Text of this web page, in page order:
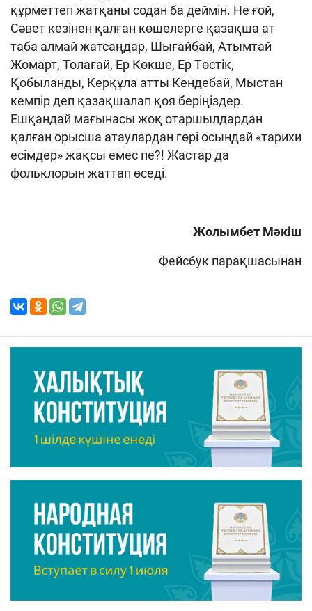
құрметтеп жатқаны содан ба деймін. Не ғой,
Сәвет кезінен қалған көшелерге қазақша ат
таба алмай жатсаңдар, Шығайбай, Атымтай
Жомарт, Толағай, Ер Көкше, Ер Төстік,
Қобыланды, Керқұла атты Кендебай, Мыстан
кемпір деп қазақшалап қоя беріңіздер.
Ешқандай мағынасы жоқ отаршылдардан
қалған орысша атаулардан гөрі осындай «тарихи
есімдер» жақсы емес пе?! Жастар да
фольклорын жаттап өседі.
Жолымбет Мәкіш
Фейсбук парақшасынан